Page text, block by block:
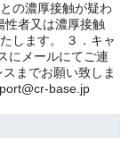
の濃厚接触が疑わ
性者又は濃厚接触
ます。 ３．キャ
にメールにてご連
までお願い致しま
base.jp